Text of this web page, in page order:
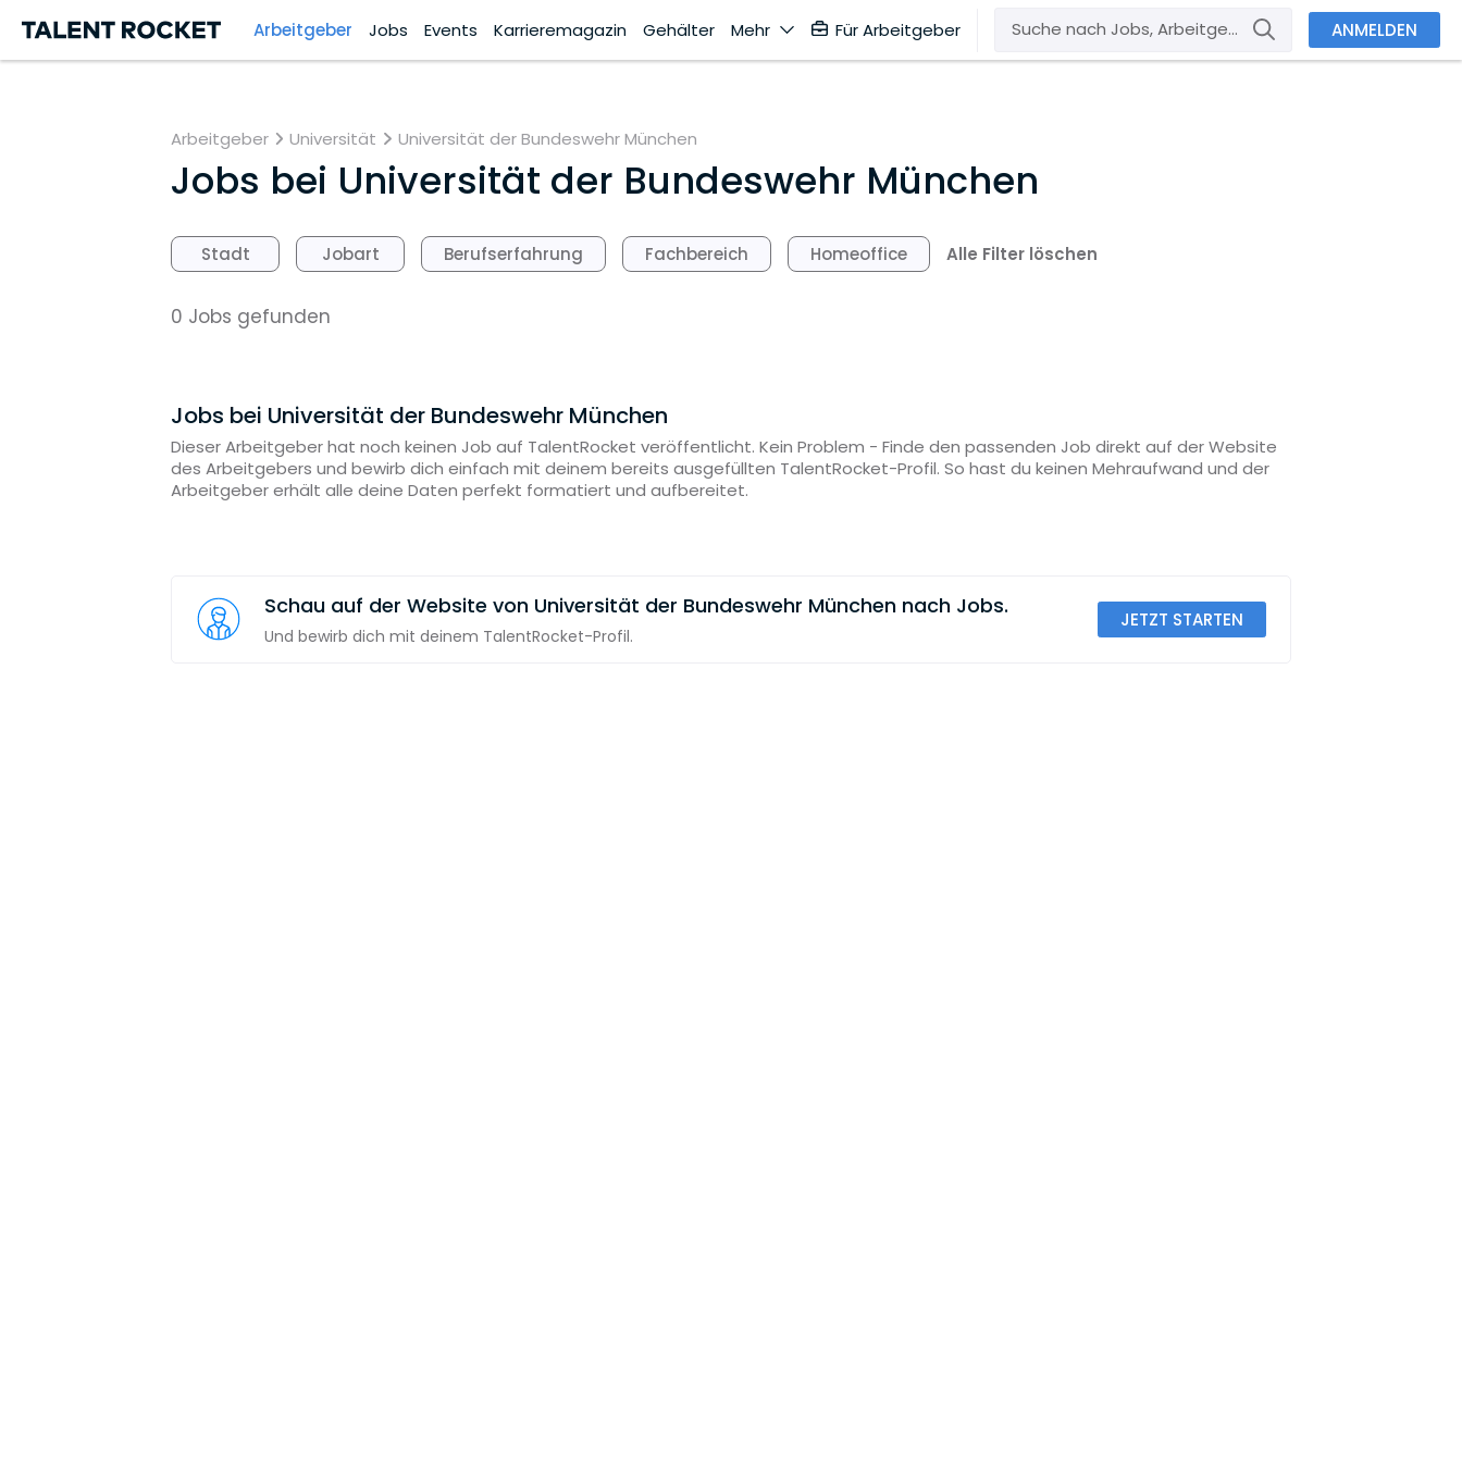
Arbeitgeber Jobs Events Karrieremagazin Gehälter Mehr Für Arbeitgeber ANMELDEN
Arbeitgeber Universität Universität der Bundeswehr München
Jobs bei Universität der Bundeswehr München
Stadt Jobart Berufserfahrung Fachbereich Homeoffice Alle Filter löschen
0 Jobs gefunden
Jobs bei Universität der Bundeswehr München
Dieser Arbeitgeber hat noch keinen Job auf TalentRocket veröffentlicht. Kein Problem - Finde den passenden Job direkt auf der Website
des Arbeitgebers und bewirb dich einfach mit deinem bereits ausgefüllten TalentRocket-Profil. So hast du keinen Mehraufwand und der
Arbeitgeber erhält alle deine Daten perfekt formatiert und aufbereitet.
Schau auf der Website von Universität der Bundeswehr München nach Jobs.
Und bewirb dich mit deinem TalentRocket-Profil.
JETZT STARTEN